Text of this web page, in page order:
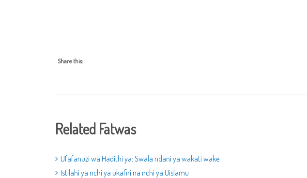
Share this:
Related Fatwas
Ufafanuzi wa Hadithi ya: Swala ndani ya wakati wake
Istilahi ya nchi ya ukafiri na nchi ya Uislamu